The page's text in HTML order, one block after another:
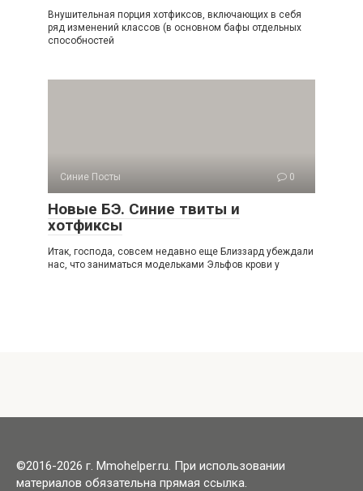
Внушительная порция хотфиксов, включающих в себя
ряд изменений классов (в основном бафы отдельных
способностей
Синие Посты 0
Новые БЭ. Синие твиты и
хотфиксы
Итак, господа, совсем недавно еще Близзард убеждали
нас, что заниматься модельками Эльфов крови у
©2016-2026 г. Mmohelper.ru. При использовании
материалов обязательна прямая ссылка.